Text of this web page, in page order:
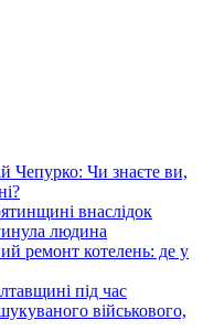
Чепурко: Чи знаєте ви,
внаслідок
людина
ремонт котелень: де у
під час
військового,